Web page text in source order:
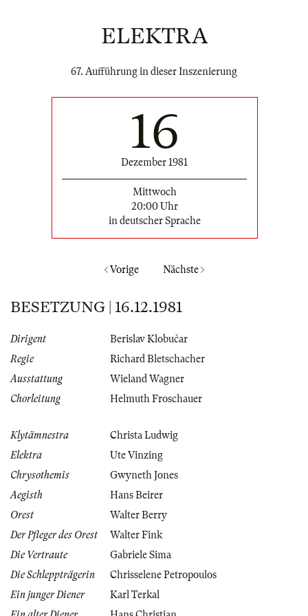
ELEKTRA
67. Aufführung in dieser Inszenierung
16
Dezember 1981
Mittwoch
20:00 Uhr
in deutscher Sprache
Vorige Nächste
BESETZUNG | 16.12.1981
Dirigent
Berislav Klobučar
Regie
Richard Bletschacher
Ausstattung
Wieland Wagner
Chorleitung
Helmuth Froschauer
Klytämnestra
Christa Ludwig
Elektra
Ute Vinzing
Chrysothemis
Gwyneth Jones
Aegisth
Hans Beirer
Orest
Walter Berry
Der Pfleger des Orest
Walter Fink
Die Vertraute
Gabriele Sima
Die Schleppträgerin
Chrisselene Petropoulos
Ein junger Diener
Karl Terkal